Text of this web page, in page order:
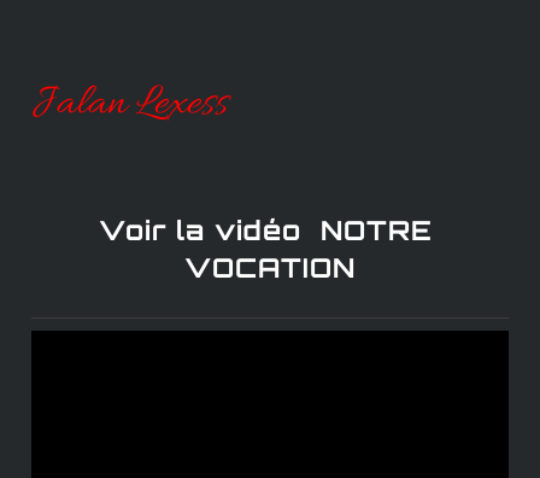
Jalan Lexess
Voir la vidéo NOTRE
VOCATION